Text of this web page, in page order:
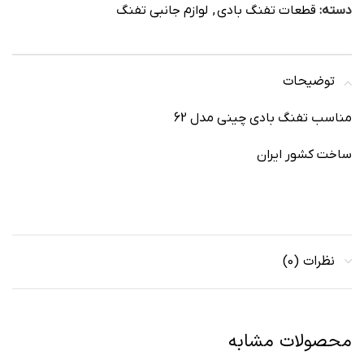
دسته: قطعات تفنگ بادی, لوازم جانبی تفنگ
توضیحات
مناسب تفنگ بادی چینی مدل 62
ساخت کشور ایران
نظرات (0)
محصولات مشابه